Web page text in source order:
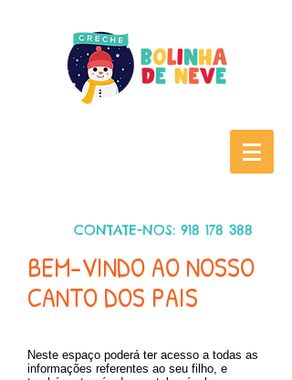
CONTATE-NOS: 918 178 388
BEM-VINDO AO NOSSO
CANTO DOS PAIS
Neste espaço poderá ter acesso a todas as
informações referentes ao seu filho, e